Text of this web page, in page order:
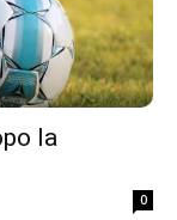
la
0